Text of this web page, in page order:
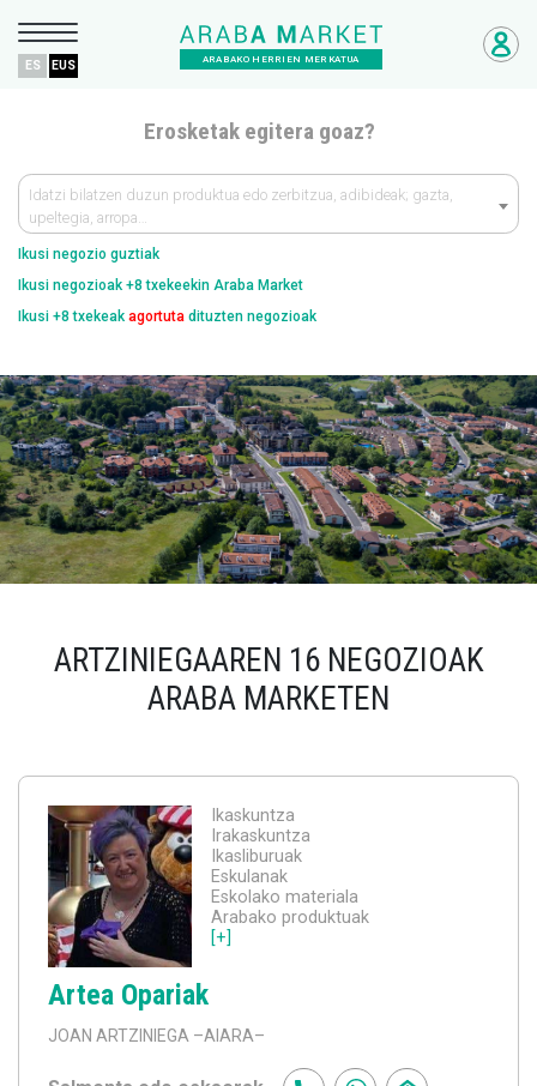
ARABAKO HERRIEN MERKATUA
ES EUS
Erosketak egitera goaz?
Idatzi bilatzen duzun produktua edo zerbitzua, adibideak; gazta,
upeltegia, arropa…
Ikusi negozio guztiak
Ikusi negozioak +8 txekeekin Araba Market
Ikusi +8 txekeak agortuta dituzten negozioak
ARTZINIEGAAREN 16 NEGOZIOAK
ARABA MARKETEN
Ikaskuntza
Irakaskuntza
Ikasliburuak
Eskulanak
Eskolako materiala
Arabako produktuak
[+]
Artea Opariak
JOAN ARTZINIEGA –AIARA–